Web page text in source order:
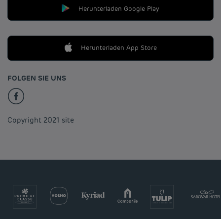
Herunterladen Google Play
Herunterladen App Store
FOLGEN SIE UNS
Copyright 2021 site